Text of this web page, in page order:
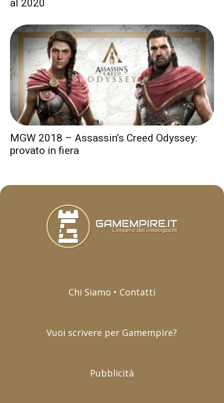
al 2020
MGW 2018 – Assassin’s Creed Odyssey:
provato in fiera
Chi Siamo • Contatti
Vuoi scrivere per Gamempire?
Pubblicità